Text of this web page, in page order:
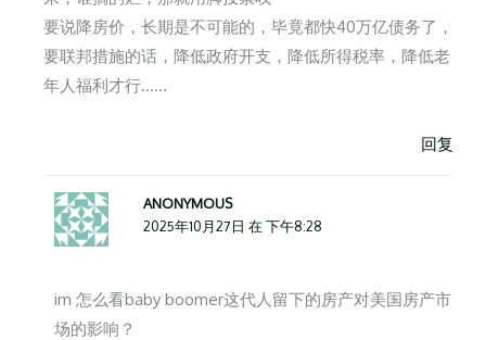
要说降房价，长期是不可能的，毕竟都快40万亿债务了，
要联邦措施的话，降低政府开支，降低所得税率，降低老
年人福利才行……
回复
ANONYMOUS
2025年10月27日 在 下午8:28
im 怎么看baby boomer这代人留下的房产对美国房产市
场的影响？